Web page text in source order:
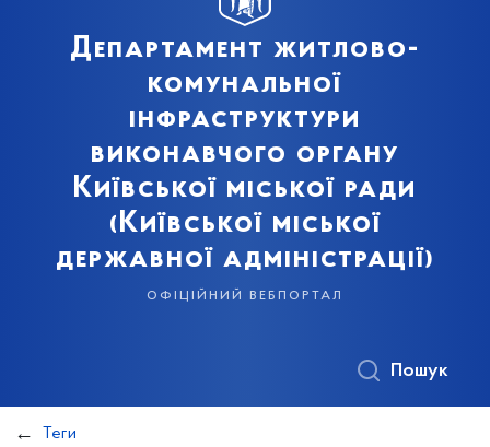
Департамент житлово-
комунальної
інфраструктури
виконавчого органу
Київської міської ради
(Київської міської
державної адміністрації)
офіційний вебпортал
Пошук
Теги